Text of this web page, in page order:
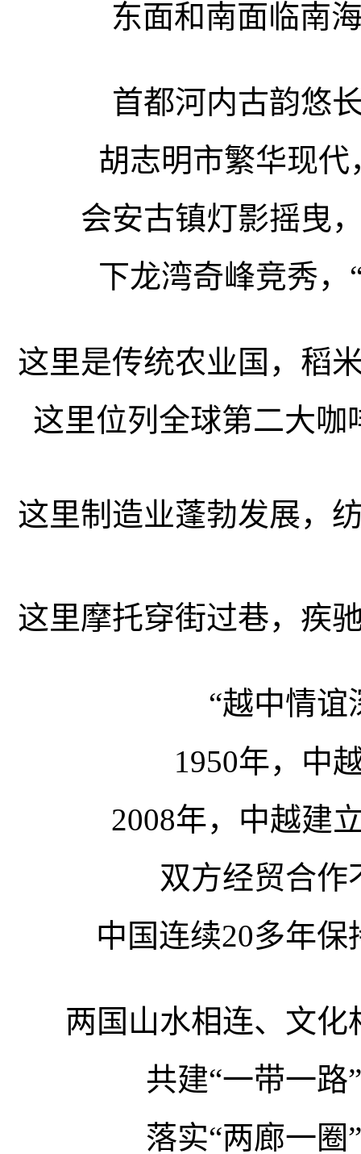
东面和南面临南
首都河内古韵悠
胡志明市繁华现代
会安古镇灯影摇曳
下龙湾奇峰竞秀，
这里是传统农业国，稻
这里位列全球第二大咖
这里制造业蓬勃发展，
这里摩托穿街过巷，疾
“越中情谊
1950年，中
2008年，中越建
双方经贸合作
中国连续20多年
两国山水相连、文
共建“一带一路
落实“两廊一圈